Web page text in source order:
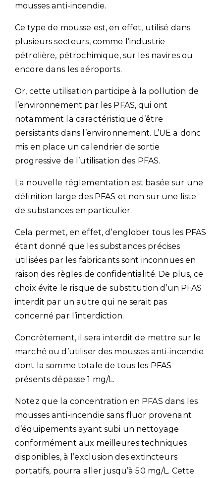
mousses anti-incendie.
Ce type de mousse est, en effet, utilisé dans
plusieurs secteurs, comme l’industrie
pétrolière, pétrochimique, sur les navires ou
encore dans les aéroports.
Or, cette utilisation participe à la pollution de
l’environnement par les PFAS, qui ont
notamment la caractéristique d’être
persistants dans l’environnement. L’UE a donc
mis en place un calendrier de sortie
progressive de l’utilisation des PFAS.
La nouvelle réglementation est basée sur une
définition large des PFAS et non sur une liste
de substances en particulier.
Cela permet, en effet, d’englober tous les PFAS
étant donné que les substances précises
utilisées par les fabricants sont inconnues en
raison des règles de confidentialité. De plus, ce
choix évite le risque de substitution d’un PFAS
interdit par un autre qui ne serait pas
concerné par l’interdiction.
Concrètement, il sera interdit de mettre sur le
marché ou d’utiliser des mousses anti-incendie
dont la somme totale de tous les PFAS
présents dépasse 1 mg/L.
Notez que la concentration en PFAS dans les
mousses anti-incendie sans fluor provenant
d’équipements ayant subi un nettoyage
conformément aux meilleures techniques
disponibles, à l’exclusion des extincteurs
portatifs, pourra aller jusqu’à 50 mg/L. Cette